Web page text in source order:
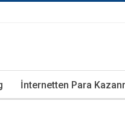
İnternetten Para